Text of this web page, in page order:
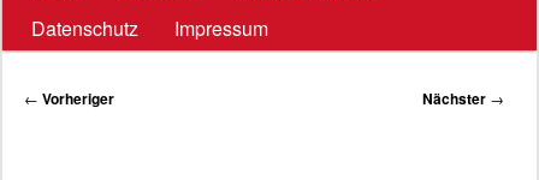
Datenschutz
Impressum
Beitragsnavigation
← Vorheriger Nächster →